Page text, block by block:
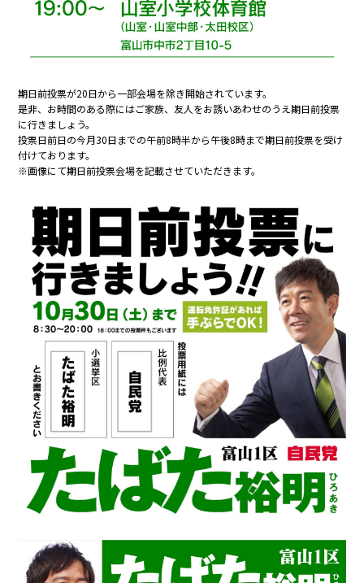
期日前投票が20日から一部会場を除き開始されています。
是非、お時間のある際にはご家族、友人をお誘いあわせのうえ期日前投票
に行きましょう。
投票日前日の今月30日までの午前8時半から午後8時まで期日前投票を受け
付けております。
※画像にて期日前投票会場を記載させていただきます。